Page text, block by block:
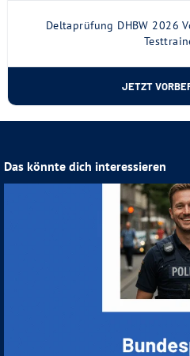
Deltaprüfung DHBW 2026
JETZT
Das könnte dich interessieren